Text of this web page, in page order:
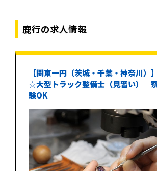
鹿行の求人情報
【関東一円（茨城・千葉・神奈川）
☆大型トラック整備士（見習い）｜
験OK